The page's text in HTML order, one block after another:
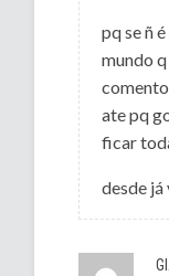
pq se ñ
mundo
ate pq
ficar
desde já